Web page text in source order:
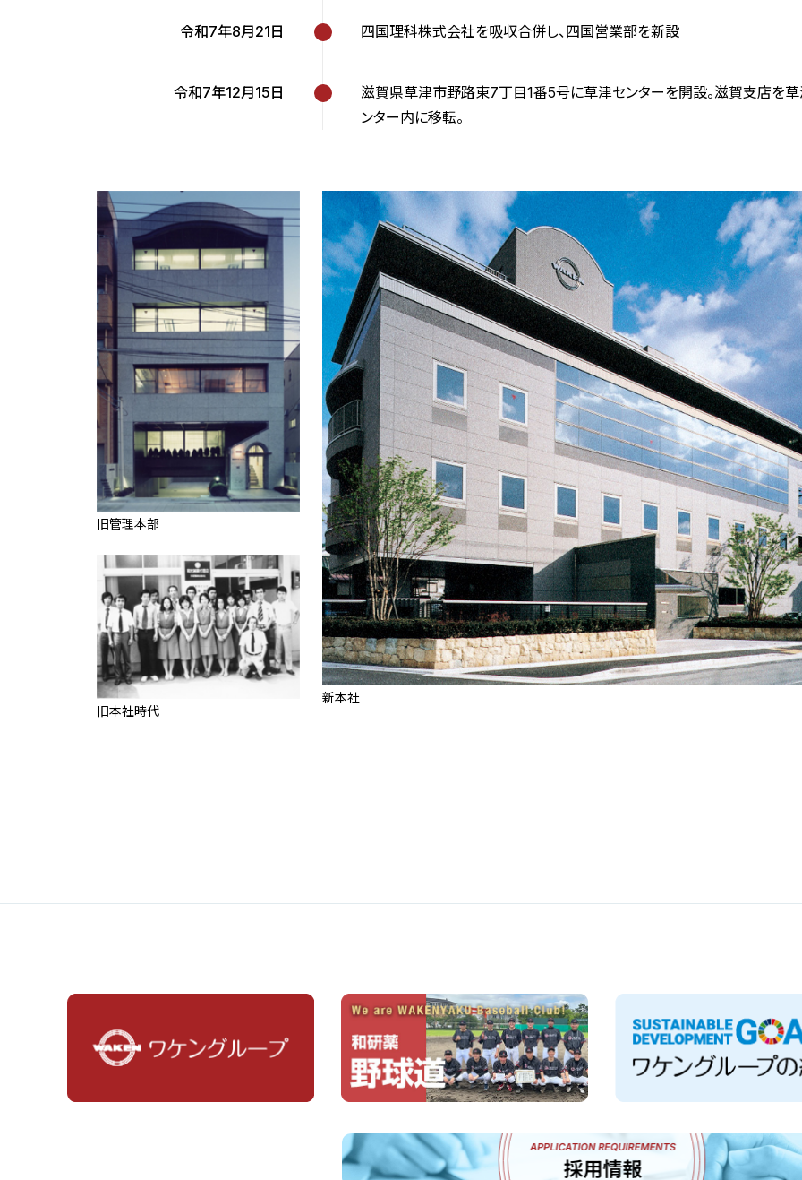
令和7年8月21日 四国理科株式会社を吸収合併し、四国営業部を新設
令和7年12月15日
滋賀県草津市野路東7丁目1番5号に草津センターを開設。滋賀支店を
ンター内に移転。
旧管理本部
旧本社時代
新本社